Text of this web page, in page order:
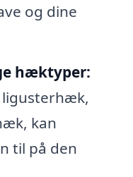
og dine
hæktyper:
ligusterhæk,
kan
til på den